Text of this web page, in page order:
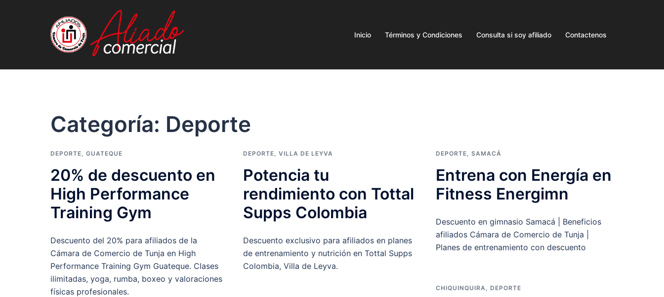
Inicio Términos y Condiciones Consulta si soy afiliado Contactenos
Categoría: Deporte
DEPORTE, GUATEQUE
20% de descuento en
High Performance
Training Gym
Descuento del 20% para afiliados de la
Cámara de Comercio de Tunja en High
Performance Training Gym Guateque. Clases
ilimitadas, yoga, rumba, boxeo y valoraciones
físicas profesionales.
DEPORTE, VILLA DE LEYVA
Potencia tu
rendimiento con Tottal
Supps Colombia
Descuento exclusivo para afiliados en planes
de entrenamiento y nutrición en Tottal Supps
Colombia, Villa de Leyva.
DEPORTE, SAMACÁ
Entrena con Energía en
Fitness Energimn
Descuento en gimnasio Samacá | Beneficios
afiliados Cámara de Comercio de Tunja |
Planes de entrenamiento con descuento
CHIQUINQUIRA, DEPORTE